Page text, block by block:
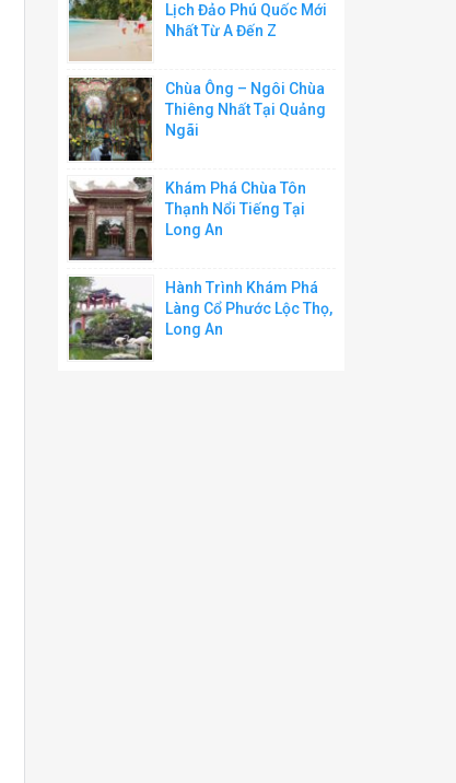
Lịch Đảo Phú Quốc Mới
Nhất Từ A Đến Z
Chùa Ông – Ngôi Chùa
Thiêng Nhất Tại Quảng
Ngãi
Khám Phá Chùa Tôn
Thạnh Nổi Tiếng Tại
Long An
Hành Trình Khám Phá
Làng Cổ Phước Lộc Thọ,
Long An